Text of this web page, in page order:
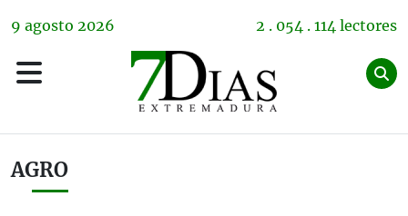
9 agosto 2026 2 . 054 . 114 lectores
AGRO